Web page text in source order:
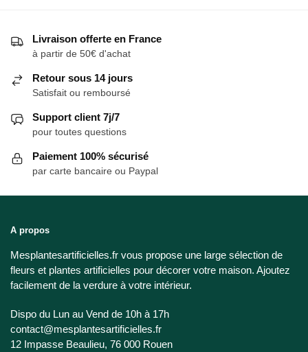
Livraison offerte en France
à partir de 50€ d'achat
Retour sous 14 jours
Satisfait ou remboursé
Support client 7j/7
pour toutes questions
Paiement 100% sécurisé
par carte bancaire ou Paypal
A propos
Mesplantesartificielles.fr vous propose une large sélection de
fleurs et plantes artificielles pour décorer votre maison. Ajoutez
facilement de la verdure à votre intérieur.
Dispo du Lun au Vend de 10h à 17h
contact@mesplantesartificielles.fr
12 Impasse Beaulieu, 76 000 Rouen